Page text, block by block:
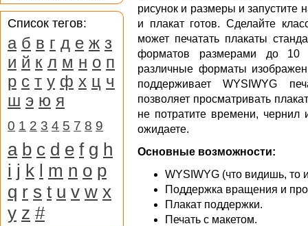
рисунок и размеры и запустите
и плакат готов. Сделайте
может печатать плакаты
форматов размерами до 10
различные форматы
поддерживает WYSIWYG
позволяет просматривать
не потратите времени, чернил
ожидаете.
Основные возможности:
WYSIWYG (что видишь, то
Поддержка вращения и
Плакат поддержки.
Печать с макетом.
Список тегов:
а б в г д е ж з
и й к л м н о п
р с т у ф х ц ч
ш э ю я
0 1 2 3 4 5 7 8 9
a b c d e f g h
i j k l m n o p
q r s t u v w x
y z #